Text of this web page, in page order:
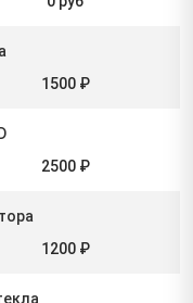
1500 ₽
2500 ₽
1200 ₽